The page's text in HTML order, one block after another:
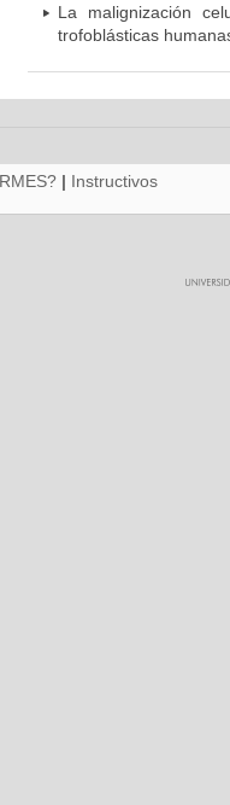
La malignización
trofoblásticas
| Instructivos